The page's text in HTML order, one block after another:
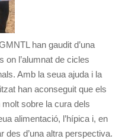
han gaudit d’una
on l’alumnat de cicles
Amb la seua ajuda i la
han aconseguit que els
sobre la cura dels
alimentació, l’hípica i, en
des d’una altra perspectiva.